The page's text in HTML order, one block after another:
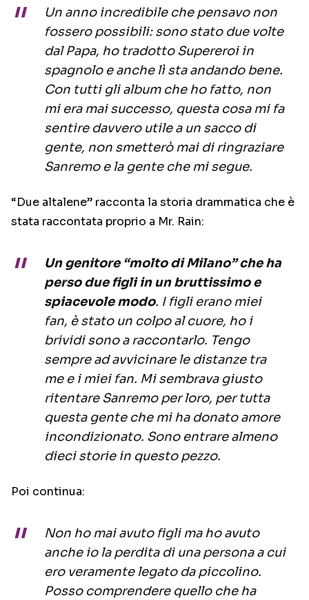
Un anno incredibile che pensavo non
fossero possibili: sono stato due volte
dal Papa, ho tradotto Supereroi in
spagnolo e anche lì sta andando bene.
Con tutti gli album che ho fatto, non
mi era mai successo, questa cosa mi fa
sentire davvero utile a un sacco di
gente, non smetterò mai di ringraziare
Sanremo e la gente che mi segue.
“Due altalene” racconta la storia drammatica che è
stata raccontata proprio a Mr. Rain:
Un genitore “molto di Milano” che ha
perso due figli in un bruttissimo e
spiacevole modo. I figli erano miei
fan, è stato un colpo al cuore, ho i
brividi sono a raccontarlo. Tengo
sempre ad avvicinare le distanze tra
me e i miei fan. Mi sembrava giusto
ritentare Sanremo per loro, per tutta
questa gente che mi ha donato amore
incondizionato. Sono entrare almeno
dieci storie in questo pezzo.
Poi continua:
Non ho mai avuto figli ma ho avuto
anche io la perdita di una persona a cui
ero veramente legato da piccolino.
Posso comprendere quello che ha